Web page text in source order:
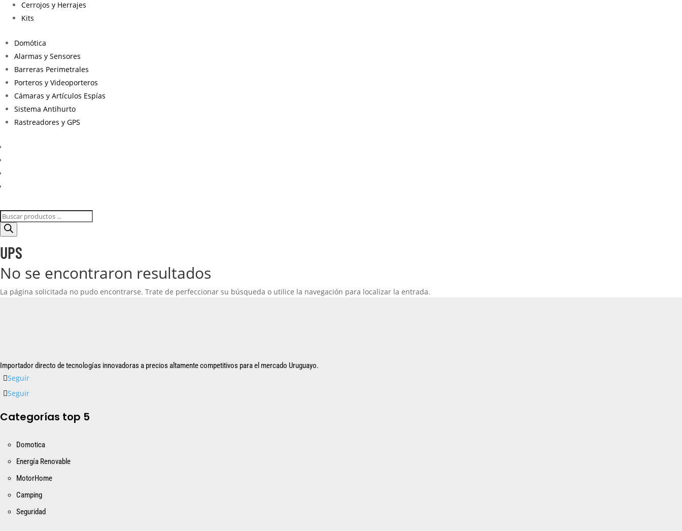
Cerrojos y Herrajes
Kits
Domótica
Alarmas y Sensores
Barreras Perimetrales
Porteros y Videoporteros
Cámaras y Artículos Espías
Sistema Antihurto
Rastreadores y GPS
Búsqueda
de
productos
UPS
No se encontraron resultados
La página solicitada no pudo encontrarse. Trate de perfeccionar su búsqueda o utilice la navegación para localizar la entrada.
Importador directo de tecnologías innovadoras a precios altamente competitivos para el mercado Uruguayo.
Seguir
Seguir
Categorías top 5
Domotica
Energía Renovable
MotorHome
Camping
Seguridad